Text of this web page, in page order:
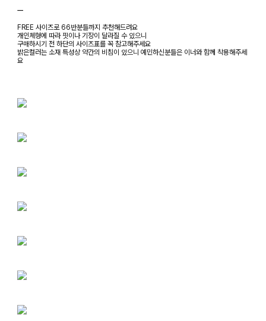
ㅡ
FREE 사이즈로 66반분들까지 추천해드려요
개인체형에 따라 핏이나 기장이 달라질 수 있으니
구매하시기 전 하단의 사이즈표를 꼭 참고해주세요
밝은컬러는 소재 특성상 약간의 비침이 있으니 예민하신분들은 이너와 함께 착용해주세
요